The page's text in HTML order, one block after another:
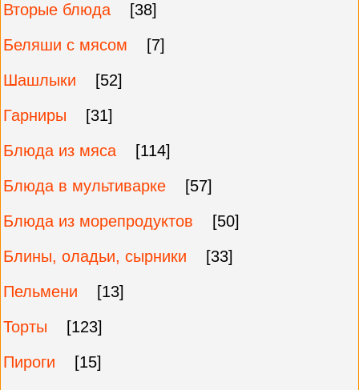
Вторые блюда
[38]
Беляши с мясом
[7]
Шашлыки
[52]
Гарниры
[31]
Блюда из мяса
[114]
Блюда в мультиварке
[57]
Блюда из морепродуктов
[50]
Блины, оладьи, сырники
[33]
Пельмени
[13]
Торты
[123]
Пироги
[15]